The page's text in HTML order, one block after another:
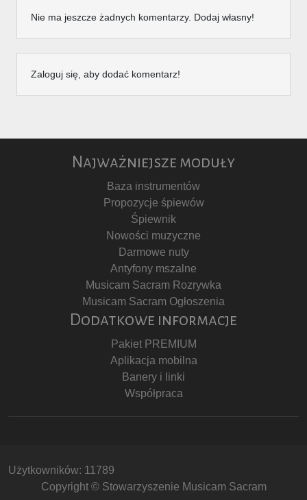
Nie ma jeszcze żadnych komentarzy. Dodaj własny!
Zaloguj się, aby dodać komentarz!
Najważniejsze moduły
Baza instrumentów
Propozycje śpiewów
Śpiewnik
Nowości muzyczne
Darmowe nuty
Antyfony mszalne
Musicam Sacram Rozrywka
Musicam Sacram Ogłoszenia
Dodatkowe informacje
Pakiet PREMIUM
Aplikacja mobilna
Banery i linki
Współpraca
Użytkowników: 11789
Copyright © Stowarzyszenie Musicam Sacram